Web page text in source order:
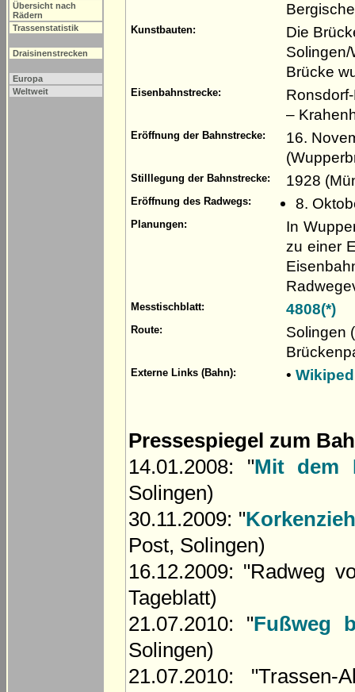
Übersicht nach
Rädern
Trassenstatistik
Draisinenstrecken
Europa
Weltweit
Kunstbauten:
Die
Brücke
Eisenbahnstrecke:
–
Eröffnung der Bahnstrecke:
16.
Stilllegung der Bahnstrecke: 1928
Eröffnung des Radwegs: 8.
Planungen:
In
zu einer
Messtischblatt: 4808(*)
Route:
Solingen
Externe Links (Bahn): •
Pressespiegel zum
14.01.2008: "Mit dem
Solingen)
30.11.2009: "
Post, Solingen)
16.12.2009: "Radweg
Tageblatt)
21.07.2010: "Fußweg
Solingen)
21.07.2010: